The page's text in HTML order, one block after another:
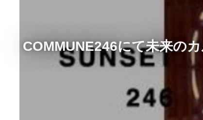
COMMUNE246にて未来の